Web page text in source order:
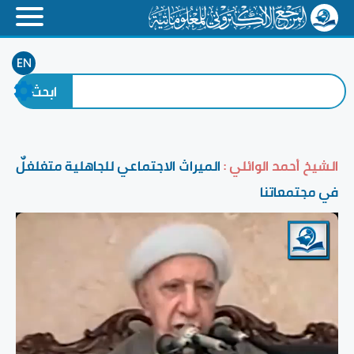
EN
الشيخ أحمد الوائلي :الميراث الاجتماعي للجاهلية متغلغلٌ
في مجتمعاتنا